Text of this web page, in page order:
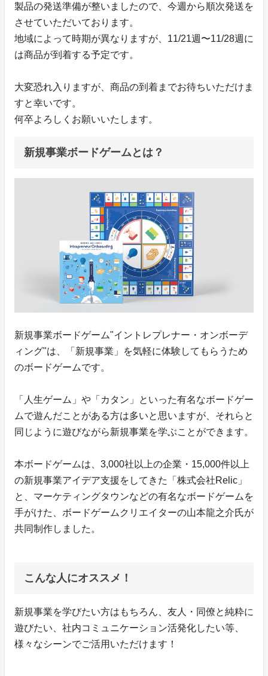
製品の発送準備が整いましたので、今週から順次発送を
させていただいております。
地域によって時期が異なりますが、11/21週〜11/28週に
は商品が到着する予定です。
大変恐れ入りますが、商品の到着までお待ちいただけま
すと幸いです。
何卒よろしくお願いいたします。
新規事業ボードゲームとは？
新規事業ボードゲーム"イントレプレナー・オンボーデ
ィング"は、「新規事業」を気軽に体験してもらうため
のボードゲームです。
「人生ゲーム」や「カタン」といった有名なボードゲー
ムで遊んだことがある方は多いと思いますが、それらと
同じように遊びながら新規事業を学ぶことができます。
本ボードゲームは、3,000社以上の企業・15,000件以上
の新規事業アイデア支援をしてきた「株式会社Relic」
と、マーケティングタウンなどの有名なボードゲームを
手がけた、ボードゲームクリエイターの山本龍之介氏が
共同制作しました。
こんな人にオススメ！
新規事業を学びたい方はもちろん、友人・同僚と純粋に
遊びたい、社内コミュニケーション活発化したい等、
様々なシーンでご活用いただけます！